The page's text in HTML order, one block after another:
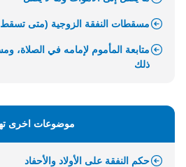
مسقطات النفقة الزوجية (متى تسقط
متابعة المأموم لإمامه في الصلاة،
ذلك
موضوعات اخرى
حكم النفقة على الأولاد والأحفاد